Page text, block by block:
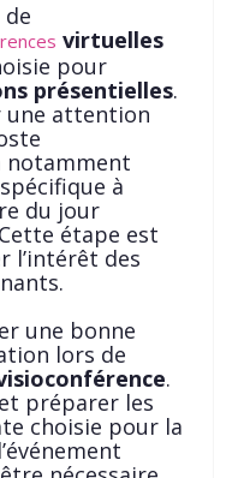
virtuelles
pour
présentielles.
une attention
notamment
à
du jour
étape est
l’intérêt des
une bonne
lors de
.
préparer les
choisie pour la